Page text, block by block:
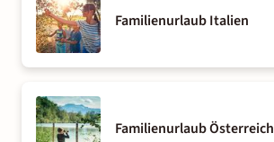
Familienurlaub Italien
Familienurlaub Österreich